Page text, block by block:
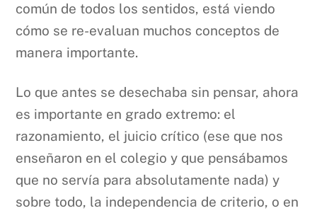
común de todos los sentidos, está viendo
cómo se re-evaluan muchos conceptos de
manera importante.
Lo que antes se desechaba sin pensar, ahora
es importante en grado extremo: el
razonamiento, el juicio crítico (ese que nos
enseñaron en el colegio y que pensábamos
que no servía para absolutamente nada) y
sobre todo, la independencia de criterio, o en